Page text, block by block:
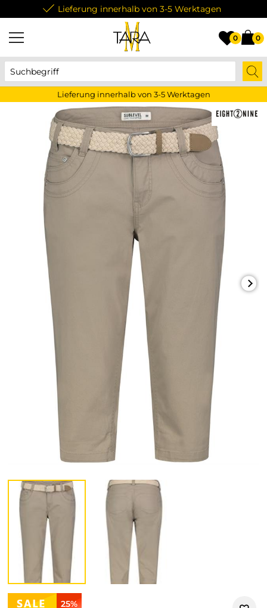
Lieferung innerhalb von 3-5 Werktagen
0 0
Lieferung innerhalb von 3-5 Werktagen
25%